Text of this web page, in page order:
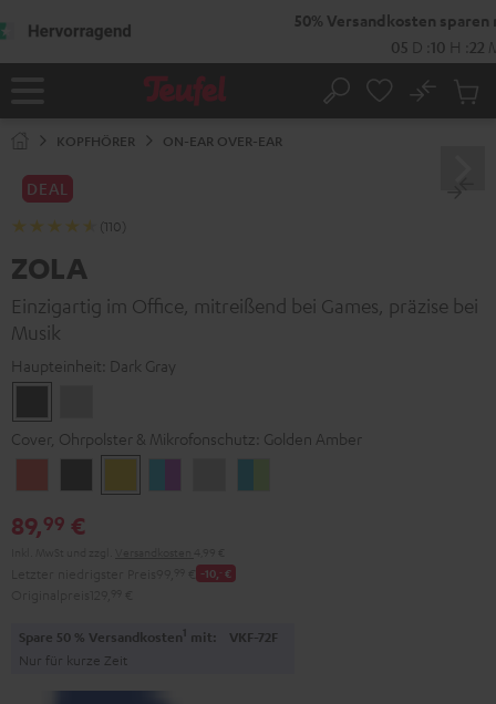
Startseite Suche
No
KOPFHÖRER ON-EAR OVER-EAR
DEAL
(110)
ZOLA
Einzigartig im Office, mitreißend bei Games, präzise bei
Musik
Haupteinheit: Dark Gray
Gray
Cover, Ohrpolster & Mikrofonschutz: Golden Amber
Red
Gray
Amber
Gray
89,99 €
-10, ‐ €
Spare 50 % Versandkosten1 mit: VKF-72F
Nur für kurze Zeit